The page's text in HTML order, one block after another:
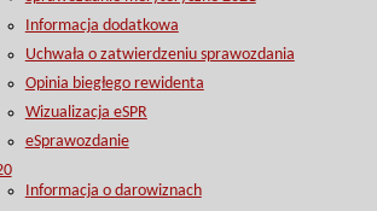
Informacja dodatkowa
Uchwała o zatwierdzeniu sprawozdania
Opinia biegłego rewidenta
Wizualizacja eSPR
eSprawozdanie
Informacja o darowiznach